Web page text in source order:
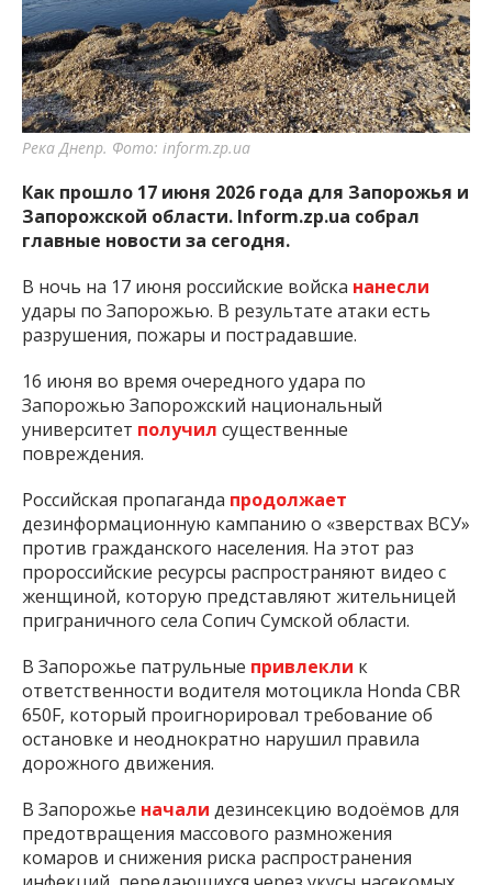
важную информацию о событиях
города Запорожья и области.
Река Днепр. Фото: inform.zp.ua
Как прошло 17 июня 2026 года для Запорожья и
Запорожской области. Inform.zp.ua собрал
главные новости за сегодня.
В ночь на 17 июня российские войска нанесли
удары по Запорожью. В результате атаки есть
разрушения, пожары и пострадавшие.
16 июня во время очередного удара по
Запорожью Запорожский национальный
университет получил существенные
повреждения.
Российская пропаганда продолжает
дезинформационную кампанию о «зверствах ВСУ»
против гражданского населения. На этот раз
пророссийские ресурсы распространяют видео с
женщиной, которую представляют жительницей
приграничного села Сопич Сумской области.
В Запорожье патрульные привлекли к
ответственности водителя мотоцикла Honda CBR
650F, который проигнорировал требование об
остановке и неоднократно нарушил правила
дорожного движения.
В Запорожье начали дезинсекцию водоёмов для
предотвращения массового размножения
комаров и снижения риска распространения